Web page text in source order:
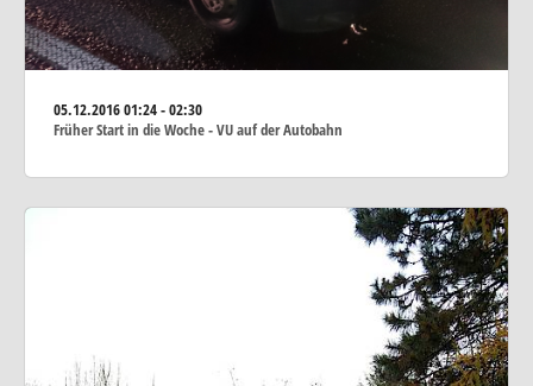
05.12.201601:24 - 02:30
Früher Start in die Woche - VU auf der Autobahn